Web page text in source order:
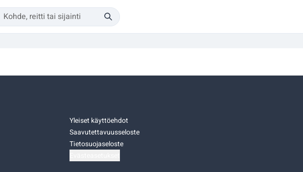
Yleiset käyttöehdot
Saavutettavuusseloste
Tietosuojaseloste